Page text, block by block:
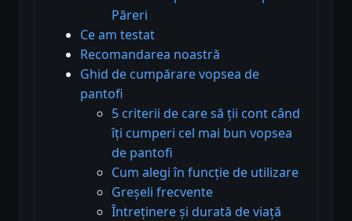
Păreri
Ce am testat
Recomandarea noastră
Ghid de cumpărare vopsea de
pantofi
5 criterii de care să ții cont când
îți cumperi cel mai bun vopsea
de pantofi
Cum alegi în funcție de utilizare
Greșeli frecvente
Întreținere și durată de viață